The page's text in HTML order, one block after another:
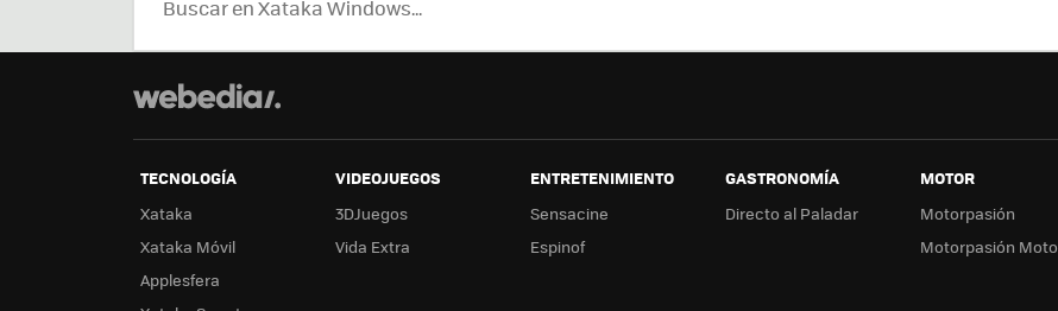
TECNOLOGÍA
Xataka
Xataka Móvil
Applesfera
VIDEOJUEGOS
3DJuegos
Vida Extra
ENTRETENIMIENTO
Sensacine
Espinof
GASTRONOMÍA
Directo al Paladar
MOTOR
Motorpasión
Motorpasión Moto